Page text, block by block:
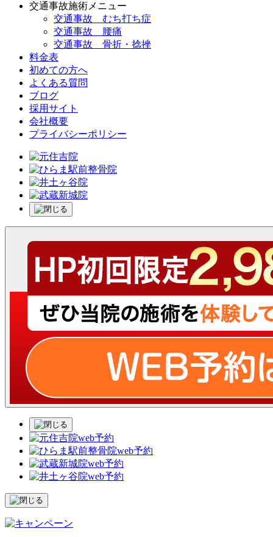
交通事故施術メニュー
交通事故 むち打ち症
交通事故 腰痛
交通事故 骨折・捻挫
料金表
初めての方へ
よくある質問
ブログ
採用サイト
会社概要
プライバシーポリシー